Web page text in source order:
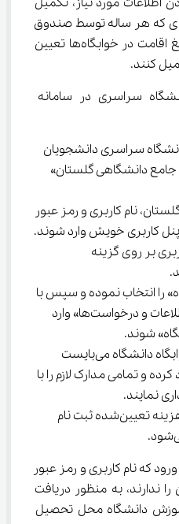
فرم‌های لازم و پرداخت هزینه‌ای که هر ساله توسط صندوق
رفاه دانشجویی به عنوان مبلغ اقامت در خوابگاه‌ها تعیین
سراسری در سامانه
سراسری دانشجویان
جامع دانشگاهی گلستان»
نام کاربری و رمز عبور
پنل کاربری خویش وارد شوند.
بر روی گزینه
را انتخاب نموده و سپس با
کلیک بر روی گزینه «اطلاعات و درخواست‌ها» وارد
شوند.
سپس برای ثبت نام خوابگاه دانشگاه می‌بایست
کرده و تمامی مدارک لازم را با
در پایان نیز با پرداخت هزینه تعیین‌شده ثبت نام
که نام کاربری و رمز عبور
ندارند، به منظور دریافت
آموزش دانشگاه محل تحصیل